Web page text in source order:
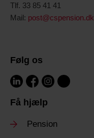
Tlf. 33 85 41 41
Mail: post@cspension.dk
Følg os
Få hjælp
Pension